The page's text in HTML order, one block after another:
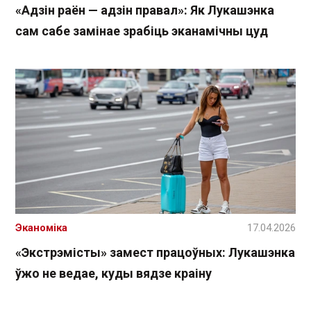
«Адзін раён — адзін правал»: Як Лукашэнка
сам сабе замінае зрабіць эканамічны цуд
«Экстрэмісты» замест працоўных: Лукашэнка
ўжо не ведае, куды вядзе краіну
Эканоміка 17.04.2026